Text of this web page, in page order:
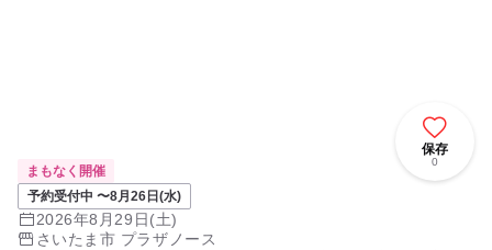
保存
0
まもなく開催
予約受付中 〜8月26日(水)
2026年8月29日(土)
さいたま市 プラザノース